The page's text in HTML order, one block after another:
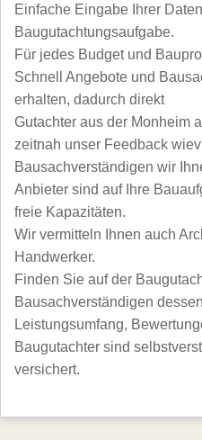
Einfache Eingabe Ihrer
Baugutachtungsaufgabe.
Für jedes Budget und
Schnell Angebote und
erhalten, dadurch direkt
Gutachter aus der Monheim
zeitnah unser Feedback
Bausachverständigen wir
Anbieter sind auf Ihre
freie Kapazitäten.
Wir vermitteln Ihnen auch
Handwerker.
Finden Sie auf der
Bausachverständigen
Leistungsumfang,
Baugutachter sind
versichert.